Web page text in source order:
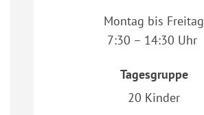
Montag bis Freitag
7:30 – 14:30 Uhr
Tagesgruppe
20 Kinder